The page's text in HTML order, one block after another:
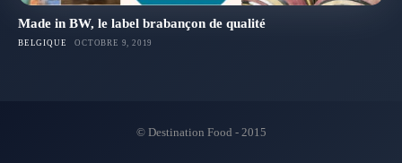
Made in BW, le label brabançon de qualité
BELGIQUE OCTOBRE 9, 2019
© Destination Food - 2015